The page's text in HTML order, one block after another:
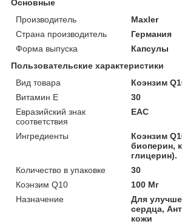
Основные
Производитель
Maxler
Страна производитель
Германия
Форма выпуска
Капсулы
Пользовательские характеристики
Вид товара
Коэнзим
Витамин E
30
Евразийский знак
соответствия
ЕАС
Ингредиенты
Коэнзим
биоперин,
глицерин).
Количество в упаковке
30
Коэнзим Q10
100 Мг
Назначение
Для
сердца,
кожи